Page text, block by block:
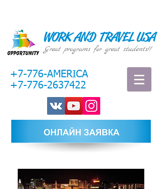
WORK AND TRAVEL USA
Great programs for great students!!
+7-776-AMERICA
+7-776-2637422